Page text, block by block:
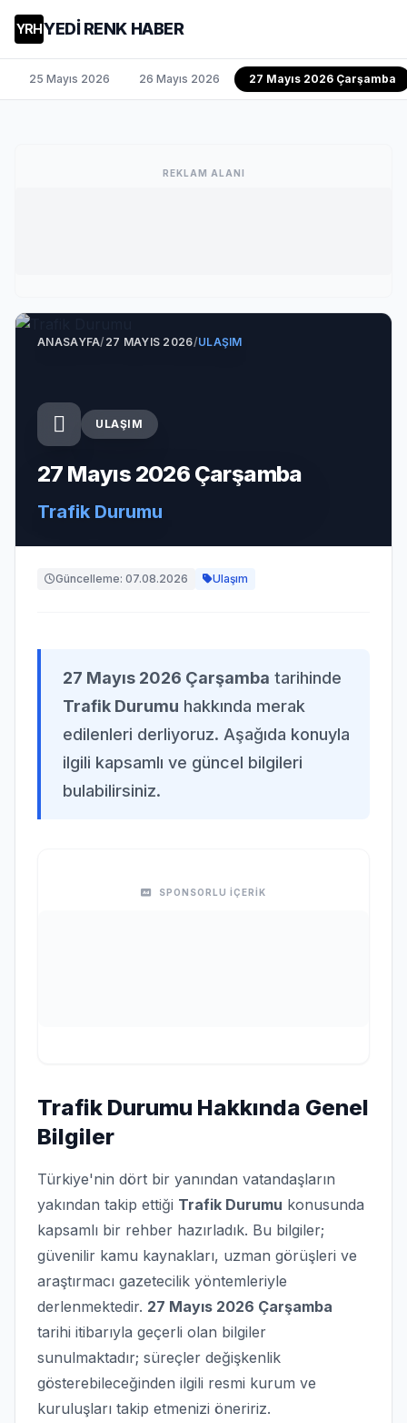
YRHYEDİ RENK HABER
25 Mayıs 2026 26 Mayıs 2026 27 Mayıs 2026 Çarşamba
REKLAM ALANI
ANASAYFA/27 MAYIS 2026/ULAŞIM
ULAŞIM
27 Mayıs 2026 Çarşamba
Trafik Durumu
Güncelleme: 07.08.2026 Ulaşım
27 Mayıs 2026 Çarşamba tarihinde
Trafik Durumu hakkında merak
edilenleri derliyoruz. Aşağıda konuyla
ilgili kapsamlı ve güncel bilgileri
bulabilirsiniz.
SPONSORLU İÇERİK
Trafik Durumu Hakkında Genel
Bilgiler
Türkiye'nin dört bir yanından vatandaşların
yakından takip ettiği Trafik Durumu konusunda
kapsamlı bir rehber hazırladık. Bu bilgiler;
güvenilir kamu kaynakları, uzman görüşleri ve
araştırmacı gazetecilik yöntemleriyle
derlenmektedir. 27 Mayıs 2026 Çarşamba
tarihi itibarıyla geçerli olan bilgiler
sunulmaktadır; süreçler değişkenlik
gösterebileceğinden ilgili resmi kurum ve
kuruluşları takip etmenizi öneririz.